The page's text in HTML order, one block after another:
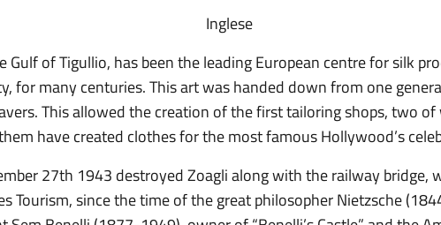
Inglese
Gulf of Tigullio, has been the leading European centre for silk
for many centuries. This art was handed down from one
This allowed the creation of the first tailoring shops, two
have created clothes for the most famous Hollywood’s
27th 1943 destroyed Zoagli along with the railway bridge,
Tourism, since the time of the great philosopher Nietzsche